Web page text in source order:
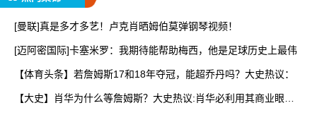
[曼联]真是多才多艺！卢克肖晒姆伯莫弹钢琴视频！
[迈阿密国际]卡塞米罗：我期待能帮助梅西，他是足球历史上最伟
【体育头条】若詹姆斯17和18年夺冠，能超乔丹吗？大史热议：
【大史】肖华为什么等詹姆斯？大史热议:肖华必利用其商业眼光